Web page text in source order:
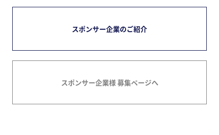
スポンサー企業のご紹介
スポンサー企業様 募集ページへ